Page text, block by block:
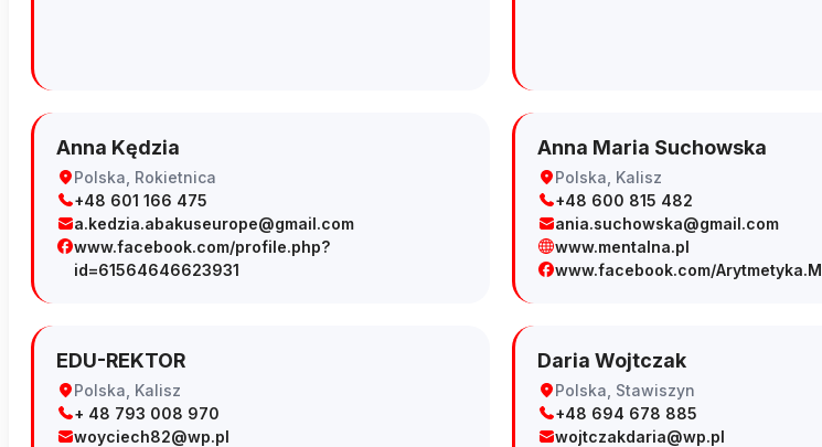
Anna Kędzia
Polska, Rokietnica
+48 601 166 475
a.kedzia.abakuseurope@gmail.com
www.facebook.com/profile.php?
id=61564646623931
Anna Maria Suchowska
Polska, Kalisz
+48 600 815 482
ania.suchowska@gmail.com
www.mentalna.pl
www.facebook.com/
EDU-REKTOR
Polska, Kalisz
+ 48 793 008 970
woyciech82@wp.pl
Daria Wojtczak
Polska, Stawiszyn
+48 694 678 885
wojtczakdaria@wp.pl